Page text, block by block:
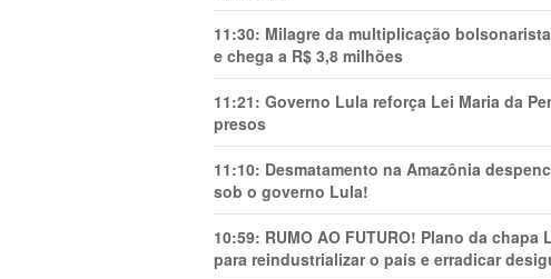
11:30: Milagre da multiplicação
e chega a R$ 3,8 milhões
11:21: Governo Lula reforça Lei Maria da
presos
11:10: Desmatamento na Amazônia
sob o governo Lula!
10:59: RUMO AO FUTURO! Plano da
para reindustrializar o país e erradicar